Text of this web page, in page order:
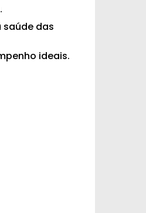
das
ideais.